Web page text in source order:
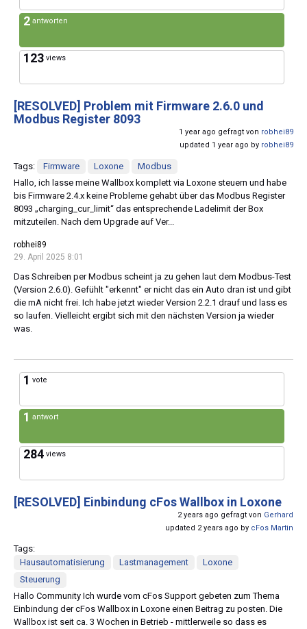
2 antworten
123 views
[RESOLVED] Problem mit Firmware 2.6.0 und
Modbus Register 8093
1 year ago gefragt von robhei89
updated 1 year ago by robhei89
Tags: Firmware Loxone
Modbus
Hallo, ich lasse meine Wallbox komplett via Loxone steuern und habe
bis Firmware 2.4.x keine Probleme gehabt über das Modbus Register
8093 „charging_cur_limit“ das entsprechende Ladelimit der Box
mitzuteilen. Nach dem Upgrade auf Ver...
robhei89
29. April 2025 8:01
Das Schreiben per Modbus scheint ja zu gehen laut dem Modbus-Test
(Version 2.6.0). Gefühlt "erkennt" er nicht das ein Auto dran ist und gibt
die mA nicht frei. Ich habe jetzt wieder Version 2.2.1 drauf und lass es
so laufen. Vielleicht ergibt sich mit den nächsten Version ja wieder
was.
1 vote
1 antwort
284 views
[RESOLVED] Einbindung cFos Wallbox in Loxone
2 years ago gefragt von Gerhard
updated 2 years ago by cFos Martin
Tags:
Hausautomatisierung
Lastmanagement
Loxone
Steuerung
Hallo Community Ich wurde vom cFos Support gebeten zum Thema
Einbindung der cFos Wallbox in Loxone einen Beitrag zu posten. Die
Wallbox ist seit ca. 3 Wochen in Betrieb - mittlerweile so dass es